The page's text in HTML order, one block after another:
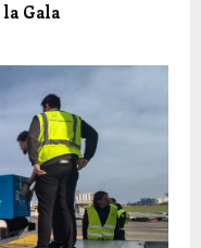
Gala